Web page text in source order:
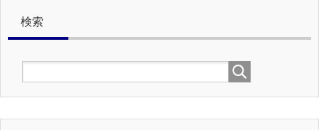
検索